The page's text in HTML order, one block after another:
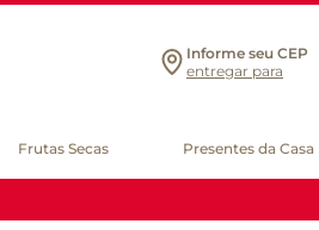
Informe seu CEP
entregar para
Frutas Secas Presentes da Casa